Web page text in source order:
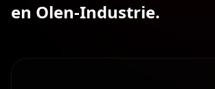
en Olen-Industrie.